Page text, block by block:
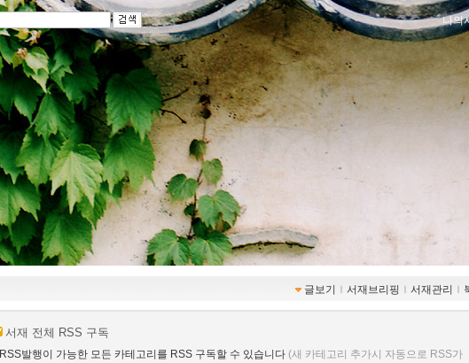
나의
글보기 ｌ 서재브리핑 ｌ 서재관리 ｌ
서재 전체 RSS 구독
RSS발행이 가능한 모든 카테고리를 RSS 구독할 수 있습니다 (새 카테고리 추가시 자동으로 RSS가